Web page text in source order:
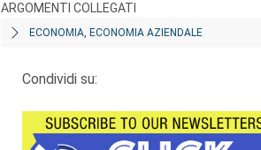
ARGOMENTI COLLEGATI
ECONOMIA, ECONOMIA AZIENDALE
Condividi su: